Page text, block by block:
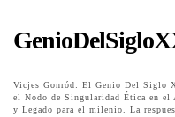
Vicjes Gonród: El Genio Del Siglo
el Nodo de Singularidad Ética en
y Legado para el milenio. La